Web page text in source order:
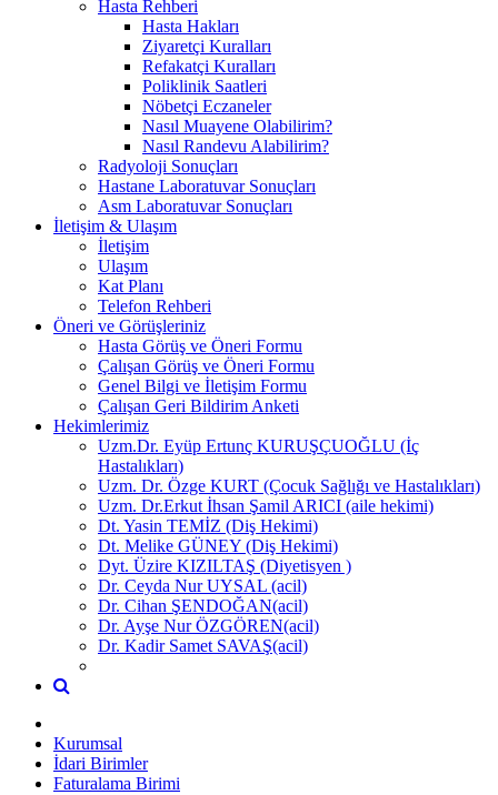
Hasta Rehberi
Hasta Hakları
Ziyaretçi Kuralları
Refakatçi Kuralları
Poliklinik Saatleri
Nöbetçi Eczaneler
Nasıl Muayene Olabilirim?
Nasıl Randevu Alabilirim?
Radyoloji Sonuçları
Hastane Laboratuvar Sonuçları
Asm Laboratuvar Sonuçları
İletişim & Ulaşım
İletişim
Ulaşım
Kat Planı
Telefon Rehberi
Öneri ve Görüşleriniz
Hasta Görüş ve Öneri Formu
Çalışan Görüş ve Öneri Formu
Genel Bilgi ve İletişim Formu
Çalışan Geri Bildirim Anketi
Hekimlerimiz
Uzm.Dr. Eyüp Ertunç KURUŞÇUOĞLU (İç
Hastalıkları)
Uzm. Dr. Özge KURT (Çocuk Sağlığı ve Hastalıkları)
Uzm. Dr.Erkut İhsan Şamil ARICI (aile hekimi)
Dt. Yasin TEMİZ (Diş Hekimi)
Dt. Melike GÜNEY (Diş Hekimi)
Dyt. Üzire KIZILTAŞ (Diyetisyen )
Dr. Ceyda Nur UYSAL (acil)
Dr. Cihan ŞENDOĞAN(acil)
Dr. Ayşe Nur ÖZGÖREN(acil)
Dr. Kadir Samet SAVAŞ(acil)
Kurumsal
İdari Birimler
Faturalama Birimi